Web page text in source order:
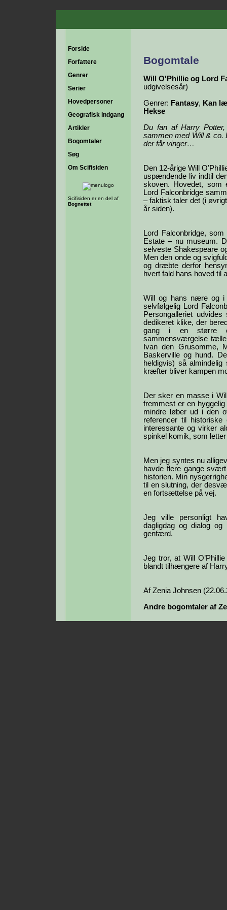
Forside
Forfattere
Genrer
Serier
Hovedpersoner
Geografisk indgang
Artikler
Bogomtaler
Søg
Om Scifisiden
Scifisiden er en del af
Bognettet
Bogomtale
Will O'Phillie og Lord
udgivelsesår)
Genrer: Fantasy, Kan
Hekse
Du fan af Harry
sammen med Will & co.
der får vinger…
Den 12-årige Will
uspændende liv indtil
skoven. Hovedet, som
Lord Falconbridge
– faktisk taler det (i
år siden).
Lord Falconbridge,
Estate – nu museum.
selveste Shakespeare
Men den onde og
og dræbte derfor
hvert fald hans hoved til
Will og hans nære og i
selvfølgelig Lord
Persongalleriet
dedikeret klike, der
gang i en større
sammensværgelse
Ivan den Grusomme,
Baskerville og hund.
heldigvis) så
kræfter bliver kampen
Der sker en masse i
fremmest er en
mindre løber ud i den
referencer til historiske
interessante og virker
spinkel komik, som
Men jeg syntes nu
havde flere gange
historien. Min
til en slutning, der
en fortsættelse på vej.
Jeg ville personligt
dagligdag og dialog
genfærd.
Jeg tror, at Will
blandt tilhængere af
Af Zenia Johnsen
Andre bogomtaler af